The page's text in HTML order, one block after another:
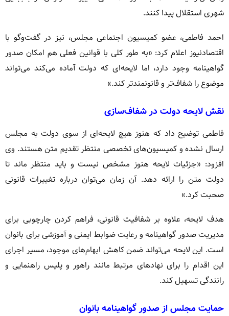
شهری استقلال پیدا کنند.
احمد فاطمی، عضو کمیسیون اجتماعی مجلس، نیز در گفت‌وگو با
اقتصادنیوز اعلام کرد: «به طور کلی با قوانین فعلی هم امکان صدور
گواهینامه وجود دارد، اما لایحه‌ای که دولت آماده می‌کند می‌تواند
موضوع را شفاف‌تر و قانونمندتر کند.»
نقش لایحه دولت در شفاف‌سازی
فاطمی توضیح داد که هنوز هیچ لایحه‌ای از سوی دولت به مجلس
ارسال نشده و کمیسیون‌های تخصصی منتظر تقدیم متن هستند. وی
افزود: «جزئیات لایحه هنوز مشخص نیست و باید منتظر ماند تا
دولت متن را ارائه دهد. آن زمان می‌توان درباره تغییرات قانونی
صحبت کرد.»
هدف لایحه، علاوه بر شفافیت قانونی، فراهم کردن چارچوبی برای
مدیریت صدور گواهینامه و رعایت ضوابط ایمنی و آموزشی برای بانوان
است. این لایحه می‌تواند ضمن کاهش ابهام‌های موجود، مسیر اجرای
این اقدام را برای نهادهای مرتبط مانند راهور و پلیس راهنمایی و
رانندگی تسهیل کند.
حمایت مجلس از صدور گواهینامه بانوان